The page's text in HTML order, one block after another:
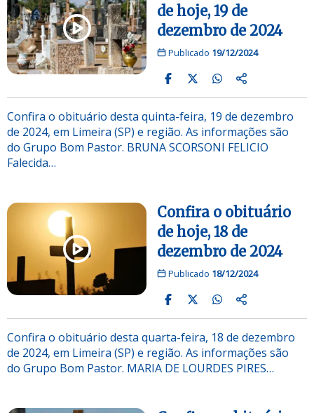
de hoje, 19 de
dezembro de 2024
Publicado 19/12/2024
Confira o obituário desta quinta-feira, 19 de dezembro
de 2024, em Limeira (SP) e região. As informações são
do Grupo Bom Pastor. BRUNA SCORSONI FELICIO
Falecida…
Confira o obituário
de hoje, 18 de
dezembro de 2024
Publicado 18/12/2024
Confira o obituário desta quarta-feira, 18 de dezembro
de 2024, em Limeira (SP) e região. As informações são
do Grupo Bom Pastor. MARIA DE LOURDES PIRES…